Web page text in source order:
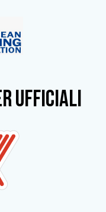
ufficiali